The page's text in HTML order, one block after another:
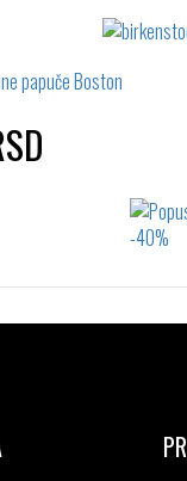
željeni broj: